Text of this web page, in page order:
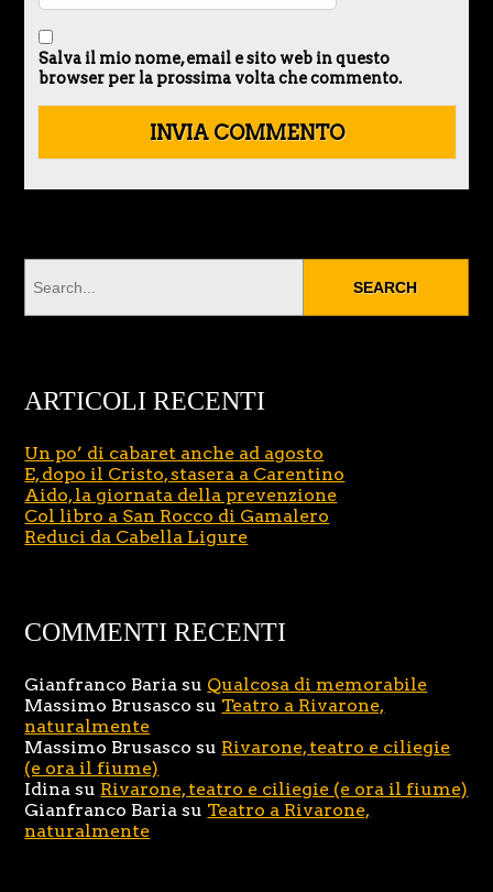
Salva il mio nome, email e sito web in questo
browser per la prossima volta che commento.
ARTICOLI RECENTI
Un po’ di cabaret anche ad agosto
E, dopo il Cristo, stasera a Carentino
Aido, la giornata della prevenzione
Col libro a San Rocco di Gamalero
Reduci da Cabella Ligure
COMMENTI RECENTI
Gianfranco Baria su Qualcosa di memorabile
Massimo Brusasco su Teatro a Rivarone,
naturalmente
Massimo Brusasco su Rivarone, teatro e ciliegie
(e ora il fiume)
Idina su Rivarone, teatro e ciliegie (e ora il fiume)
Gianfranco Baria su Teatro a Rivarone,
naturalmente